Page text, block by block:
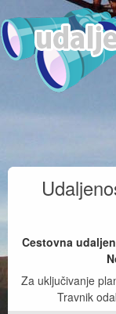
Cestovna
Za uključivanje
Travnik